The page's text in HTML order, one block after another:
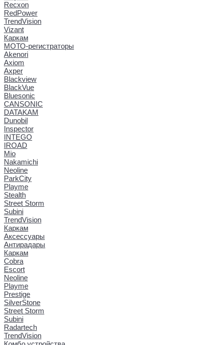
Recxon
RedPower
TrendVision
Vizant
Каркам
МОТО-регистраторы
Akenori
Axiom
Axper
Blackview
BlackVue
Bluesonic
CANSONIC
DATAKAM
Dunobil
Inspector
INTEGO
IROAD
Mio
Nakamichi
Neoline
ParkCity
Playme
Stealth
Street Storm
Subini
TrendVision
Каркам
Аксессуары
Антирадары
Каркам
Cobra
Escort
Neoline
Playme
Prestige
SilverStone
Street Storm
Subini
Radartech
TrendVision